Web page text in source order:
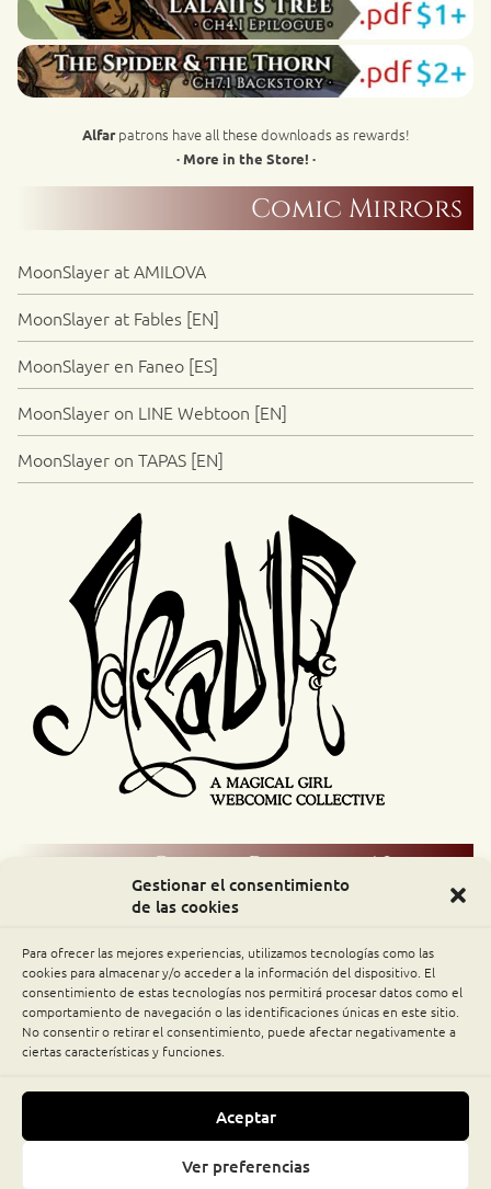
Gestionar el consentimiento
de las cookies
Para ofrecer las mejores experiencias, utilizamos tecnologías como las
cookies para almacenar y/o acceder a la información del dispositivo. El
consentimiento de estas tecnologías nos permitirá procesar datos como el
comportamiento de navegación o las identificaciones únicas en este sitio.
No consentir o retirar el consentimiento, puede afectar negativamente a
ciertas características y funciones.
Aceptar
Ver preferencias
Alfarpatrons have all these downloads as rewards!
· More in the Store! ·
Comic Mirrors
MoonSlayer at AMILOVA
MoonSlayer at Fables [EN]
MoonSlayer en Faneo [ES]
MoonSlayer on LINE Webtoon [EN]
MoonSlayer on TAPAS [EN]
Comic Readers / Index
Comic Rocket
Piperka
MOONSLAYER © 2011-2026 MÓNICA NGALVÁN · ALL